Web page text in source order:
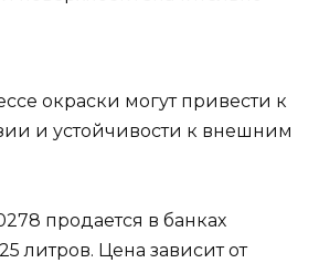
окраски могут привести к
и устойчивости к внешним
продается в банках
литров. Цена зависит от